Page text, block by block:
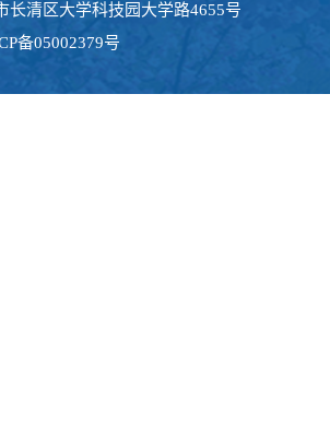
长清区大学科技园大学路4655号
备05002379号